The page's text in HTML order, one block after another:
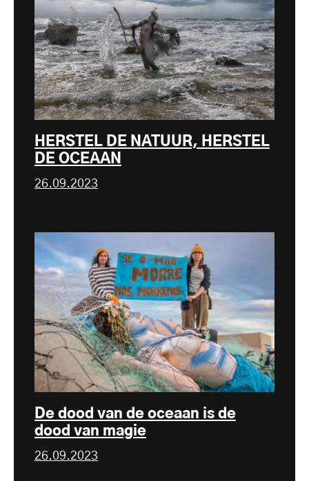
HERSTEL DE NATUUR, HERSTEL
DE OCEAAN
26.09.2023
De dood van de oceaan is de
dood van magie
26.09.2023